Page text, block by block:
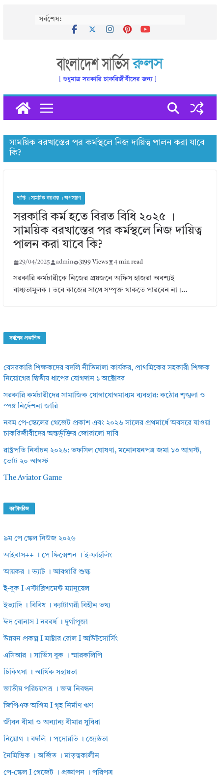
সর্বশেষ:
সাময়িক বরখাস্তের পর কর্মস্থলে নিজ দায়িত্ব পালন করা যাবে
কি?
শাস্তি । সাময়িক বরখাস্ত । অপসারণ
সরকারি কর্ম হতে বিরত বিধি ২০২৫ ।
সাময়িক বরখাস্তের পর কর্মস্থলে নিজ দায়িত্ব
পালন করা যাবে কি?
29/04/2025 admin 3199 Views 4 min read
সরকারি কর্মচারীকে নিজের প্রয়জনে অফিস হাজরা অবশ্যই
বাধ্যতামুলক। তবে কাজের সাথে সম্পৃক্ত থাকতে পারবেন না।…
সর্বশেষ প্রকাশিত
বেসরকারি শিক্ষকদের বদলি নীতিমালা কার্যকর, প্রাথমিকের সহকারী শিক্ষক
নিয়োগের দ্বিতীয় ধাপের যোগদান ১ অক্টোবর
সরকারি কর্মচারীদের সামাজিক যোগাযোগমাধ্যম ব্যবহার: কঠোর শৃঙ্খলা ও
স্পষ্ট নির্দেশনা জারি
নবম পে-স্কেলের গেজেট প্রকাশ এবং ২০২৬ সালের প্রথমার্ধে অবসরে যাওয়া
চাকরিজীবীদের অন্তর্ভুক্তির জোরালো দাবি
রাষ্ট্রপতি নির্বাচন ২০২৬: তফসিল ঘোষণা, মনোনয়নপত্র জমা ১৩ আগস্ট,
ভোট ২০ আগস্ট
The Aviator Game
ক্যাটাগরিজ
৯ম পে স্কেল নিউজ ২০২৬
আইবাস++ । পে ফিক্সেশন । ই-ফাইলিং
আয়কর । ভ্যাট । আবগারি শুল্ক
ই-বুক I এস্টাব্লিশমেন্ট ম্যানুয়েল
ইত্যাদি । বিবিধ । ক্যাটাগরী বিহীন তথ্য
ঈদ বোনাস I নববর্ষ । দূর্গাপূজা
উন্নয়ন প্রকল্প I মাষ্টার রোল I আউটসোর্সিং
এসিআর । সার্ভিস বুক । স্মারকলিপি
চিকিৎসা । আর্থিক সহায়তা
জাতীয় পরিচয়পত্র । জন্ম নিবন্ধন
জিপিএফ অগ্রিম I গৃহ নির্মাণ ঋণ
জীবন বীমা ও অন্যান্য বীমার সুবিধা
নিয়োগ । বদলি । পদোন্নতি । জ্যেষ্ঠতা
নৈমিত্তিক । অর্জিত । মাতৃত্বকালীন
পে-স্কেল I গেজেট । প্রজ্ঞাপন । পরিপত্র